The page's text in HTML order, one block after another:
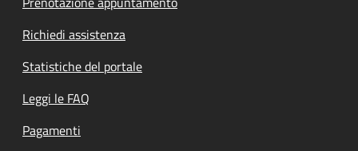
Richiedi assistenza
Statistiche del portale
Leggi le FAQ
Pagamenti